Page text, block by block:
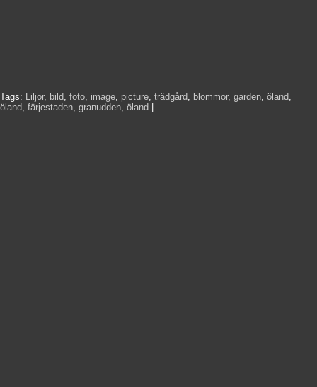
Tags: Liljor, bild, foto, image, picture, trädgård, blommor, garden, öland,
öland, färjestaden, granudden, öland